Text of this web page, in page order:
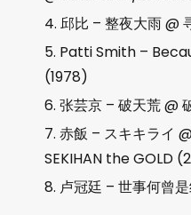
邱比 – 整夜大雨 @
Patti Smith –
(1978)
张芸京 – 破天荒 @
赤飯 – スキキライ
SEKIHAN the GOLD
卢冠廷 – 世事何曾